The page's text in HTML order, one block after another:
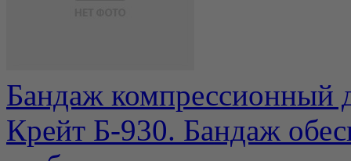
Бандаж компрессионный
Крейт Б-930. Бандаж